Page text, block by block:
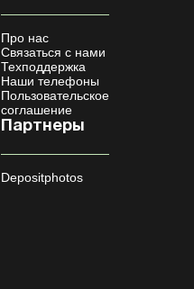
Про нас
Связаться с нами
Техподдержка
Наши телефоны
Пользовательское
соглашение
Партнеры
Depositphotos